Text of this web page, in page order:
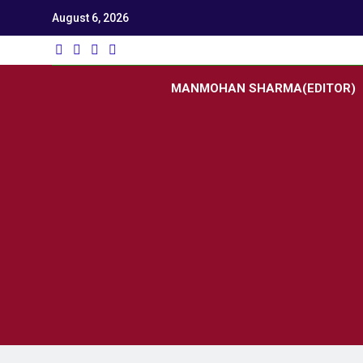
August 6, 2026
MANMOHAN SHARMA(EDITOR)